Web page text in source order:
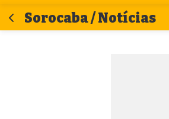
Sorocaba / Notícias